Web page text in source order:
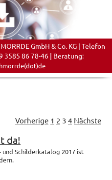
GmbH & Co. KG | Telefon
3585 86 78-46 | Beratung:
Vorherige 1 2 3 4 Nächste
da!
und Schilderkatalog 2017 ist